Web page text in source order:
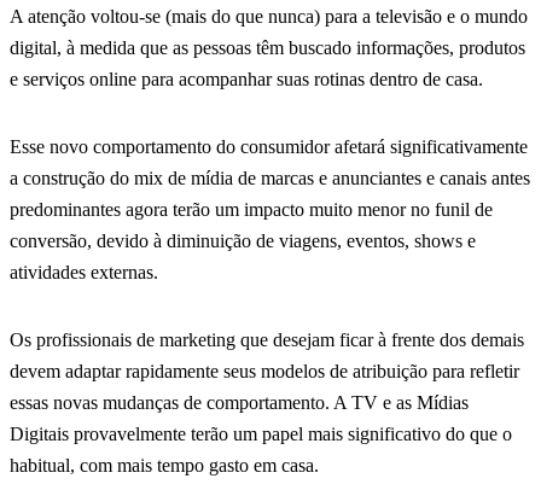
A atenção voltou-se (mais do que nunca) para a televisão e o mundo
digital, à medida que as pessoas têm buscado informações, produtos
e serviços online para acompanhar suas rotinas dentro de casa.
Esse novo comportamento do consumidor afetará significativamente
a construção do mix de mídia de marcas e anunciantes e canais antes
predominantes agora terão um impacto muito menor no funil de
conversão, devido à diminuição de viagens, eventos, shows e
atividades externas.
Os profissionais de marketing que desejam ficar à frente dos demais
devem adaptar rapidamente seus modelos de atribuição para refletir
essas novas mudanças de comportamento. A TV e as Mídias
Digitais provavelmente terão um papel mais significativo do que o
habitual, com mais tempo gasto em casa.